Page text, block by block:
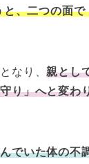
、二つの面で
なり、親とし
り」へと変わ
でいた体の不